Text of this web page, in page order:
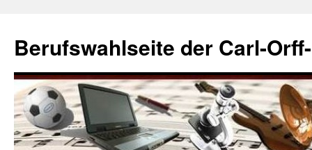
Berufswahlseite der Carl-